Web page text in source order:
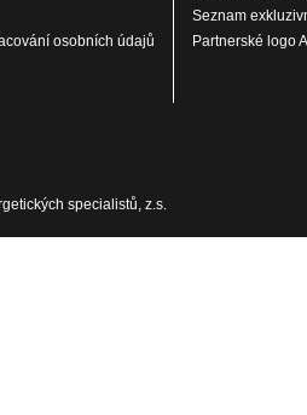
osobních údajů
Seznam
Partnerské logo
specialistů, z.s.